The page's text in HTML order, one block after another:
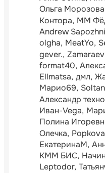
Ольга Морозова
Контора ММ
Andrew
olgha MeatYo
gever.
format40
Ellmatsa дмл
Марио69 Soltan
Александр
Иван-Vega
Полина
Олечка
ЕкатеринаМ
КММ БИС
Leptodor